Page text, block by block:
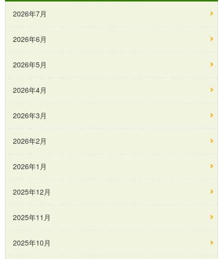
2026年7月
2026年6月
2026年5月
2026年4月
2026年3月
2026年2月
2026年1月
2025年12月
2025年11月
2025年10月